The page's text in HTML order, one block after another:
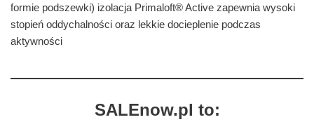
formie podszewki) izolacja Primaloft® Active zapewnia wysoki
stopień oddychalności oraz lekkie docieplenie podczas
aktywności
SALEnow.pl to: